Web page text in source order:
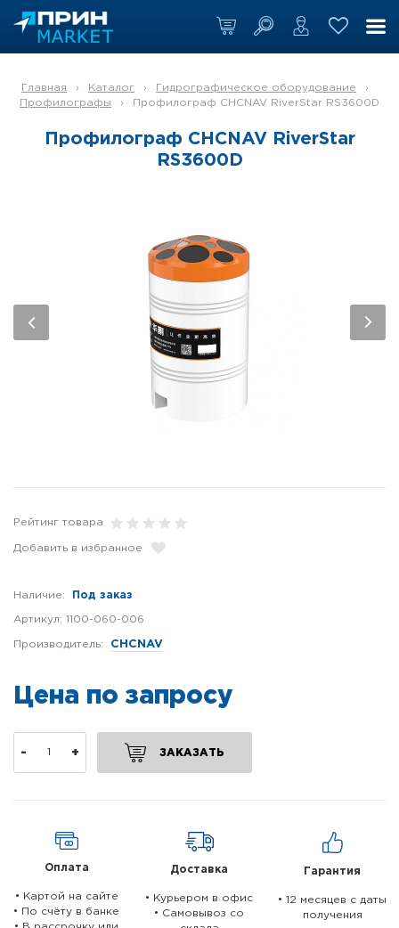
Главная › Каталог › Гидрографическое оборудование
›
Профилографы
› Профилограф CHCNAV RiverStar RS3600D
Профилограф CHCNAV RiverStar
RS3600D
Рейтинг товара
Добавить в избранное
Наличие: Под заказ
Артикул: 1100-060-006
Производитель: CHCNAV
Цена по запросу
- + ЗАКАЗАТЬ
Оплата
• Картой на сайте
• По счёту в банке
Доставка
• Курьером в офис
• Самовывоз со
Гарантия
• 12 месяцев c даты
получения